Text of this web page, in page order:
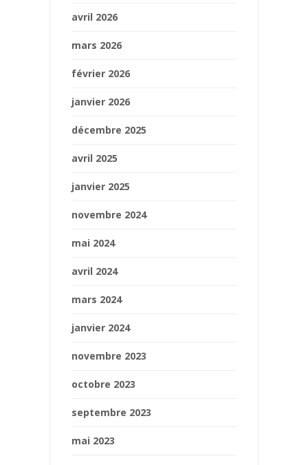
avril 2026
mars 2026
février 2026
janvier 2026
décembre 2025
avril 2025
janvier 2025
novembre 2024
mai 2024
avril 2024
mars 2024
janvier 2024
novembre 2023
octobre 2023
septembre 2023
mai 2023